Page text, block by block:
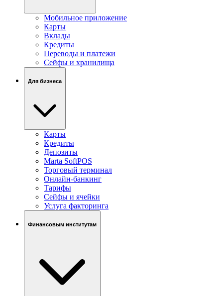
Мобильное приложение
Карты
Вклады
Кредиты
Переводы и платежи
Сейфы и хранилища
Для бизнеса
Карты
Кредиты
Депозиты
Marta SoftPOS
Торговый терминал
Онлайн-банкинг
Тарифы
Сейфы и ячейки
Услуга факторинга
Финансовым институтам